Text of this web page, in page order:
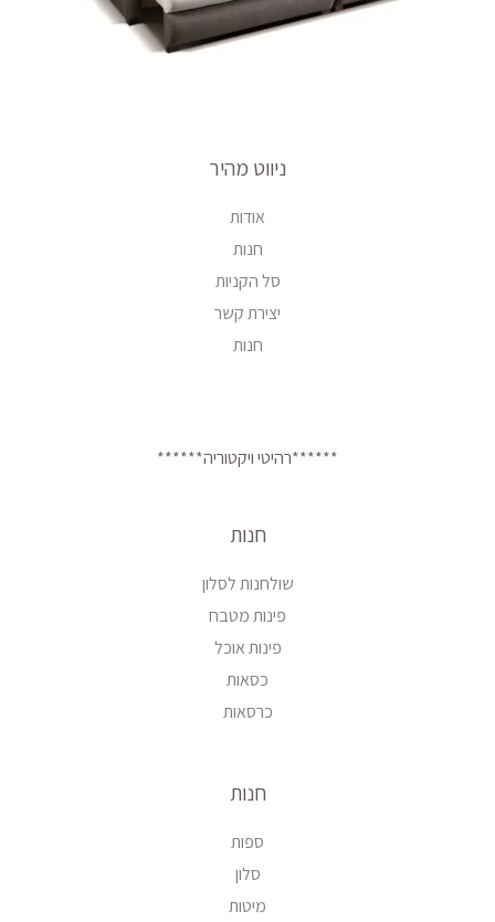
ניווט מהיר
אודות
חנות
סל הקניות
יצירת קשר
חנות
******רהיטי ויקטוריה******
חנות
שולחנות לסלון
פינות מטבח
פינות אוכל
כסאות
כרסאות
חנות
ספות
סלון
מיטות